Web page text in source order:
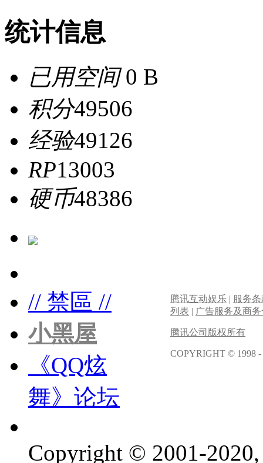
统计信息
已用空间0 B
积分49506
经验49126
RP13003
硬币48386
腾讯互动娱乐 | 服务
列表 | 广告服务及商
腾讯公司版权所有
COPYRIGHT © 1998
// 禁區 //
小黑屋
《QQ炫
舞》论坛
Copyright © 2001-2020,